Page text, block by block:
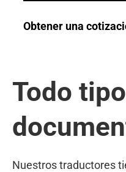
Obtener una
Todo
Nuestros traductores